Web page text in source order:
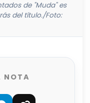
de "Muda" es
del título./Foto:
NOTA